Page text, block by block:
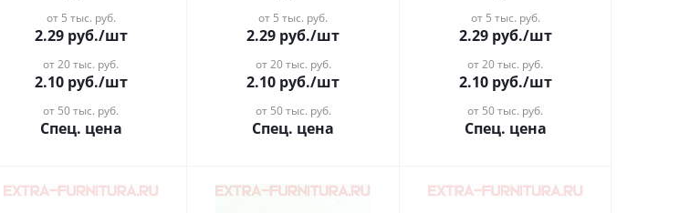
от 5 тыс. руб.
2.29руб./шт
от 20 тыс. руб.
2.10руб./шт
от 50 тыс. руб.
Спец. цена
от 5 тыс. руб.
2.29 руб./шт
от 20 тыс. руб.
2.10 руб./шт
от 50 тыс. руб.
Спец. цена
от 5 тыс. руб.
2.29руб./шт
от 20 тыс. руб.
2.10руб./шт
от 50 тыс. руб.
Спец. цена